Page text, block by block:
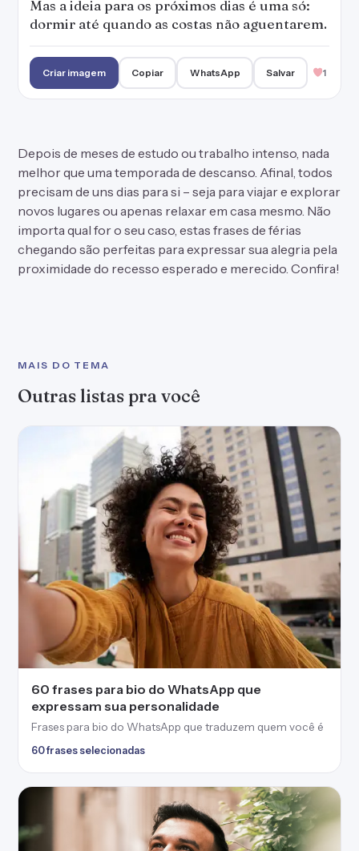
Mas a ideia para os próximos dias é uma só:
dormir até quando as costas não aguentarem.
Criar imagem Copiar WhatsApp Salvar 1
Depois de meses de estudo ou trabalho intenso, nada
melhor que uma temporada de descanso. Afinal, todos
precisam de uns dias para si – seja para viajar e explorar
novos lugares ou apenas relaxar em casa mesmo. Não
importa qual for o seu caso, estas frases de férias
chegando são perfeitas para expressar sua alegria pela
proximidade do recesso esperado e merecido. Confira!
MAIS DO TEMA
Outras listas pra você
60 frases para bio do WhatsApp que
expressam sua personalidade
Frases para bio do WhatsApp que traduzem quem você é
60 frases selecionadas